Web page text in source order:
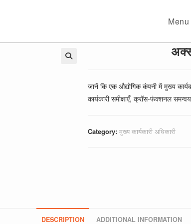
Menu
जानें कि एक औद्योगिक कंपनी में मुख्य
कार्यकारी समीक्षाएँ, क्रॉस-फंक्शनल
Category: मुख्य कार्यकारी अधिकारी
DESCRIPTION ADDITIONAL INFORMATION